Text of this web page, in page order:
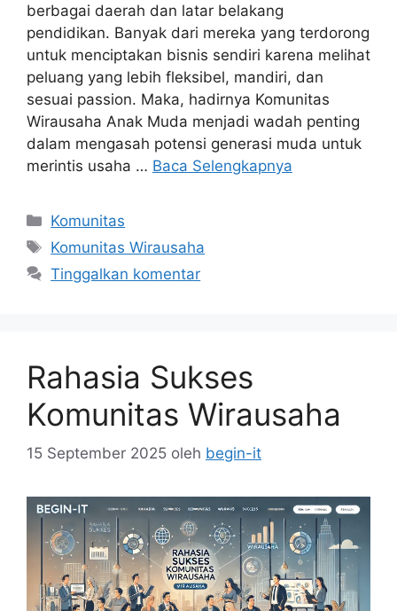
berbagai daerah dan latar belakang
pendidikan. Banyak dari mereka yang terdorong
untuk menciptakan bisnis sendiri karena melihat
peluang yang lebih fleksibel, mandiri, dan
sesuai passion. Maka, hadirnya Komunitas
Wirausaha Anak Muda menjadi wadah penting
dalam mengasah potensi generasi muda untuk
merintis usaha … Baca Selengkapnya
Kategori
Komunitas
Tag
Komunitas Wirausaha
Tinggalkan komentar
Rahasia Sukses
Komunitas Wirausaha
15 September 2025 oleh begin-it